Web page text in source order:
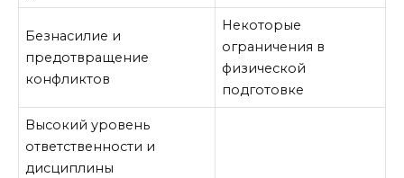
Безнасилие и
предотвращение
конфликтов
Некоторые
ограничения в
физической
подготовке
Высокий уровень
ответственности и
дисциплины